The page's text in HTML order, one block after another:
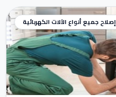
إصلاح جميع أنواع الآلات الكهربائية